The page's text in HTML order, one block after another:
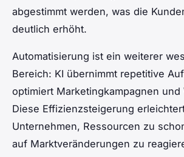
abgestimmt werden, was die
deutlich erhöht.
Automatisierung ist ein weiterer
Bereich: KI übernimmt repetitive
optimiert Marketingkampagnen und
Diese Effizienzsteigerung
Unternehmen, Ressourcen zu
auf Marktveränderungen zu